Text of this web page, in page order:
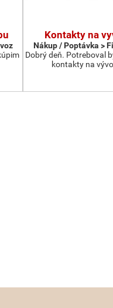
Kontakty na
Nákup / Poptávka >
Dobrý deň. Potreboval
kontakty na